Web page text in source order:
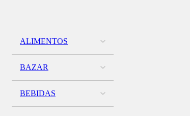
ALIMENTOS
BAZAR
BEBIDAS